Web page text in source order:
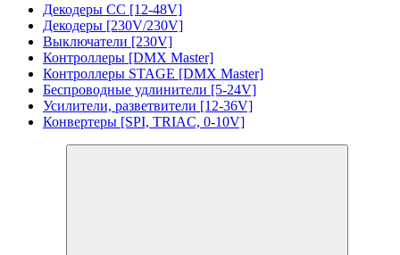
Декодеры CC [12-48V]
Декодеры [230V/230V]
Выключатели [230V]
Контроллеры [DMX Master]
Контроллеры STAGE [DMX Master]
Беспроводные удлинители [5-24V]
Усилители, разветвители [12-36V]
Конвертеры [SPI, TRIAC, 0-10V]